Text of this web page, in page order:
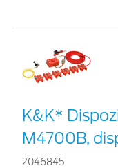
K&K*
M4700B,
2046845